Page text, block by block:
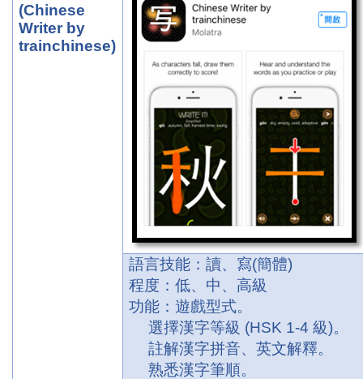
(Chinese
Writer by
trainchinese)
語言技能：讀、寫(簡體)
程度：低、中、高級
功能：遊戲型式。
選擇漢字等級 (HSK 1-4級)。
註解漢字拼音、英文解釋。
熟悉漢字筆順。